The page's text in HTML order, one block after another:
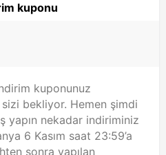
kuponu
kuponunuz
sizi bekliyor. Hemen şimdi
yapın nekadar indiriminiz
6 Kasım saat 23:59’a
sonra yapılan